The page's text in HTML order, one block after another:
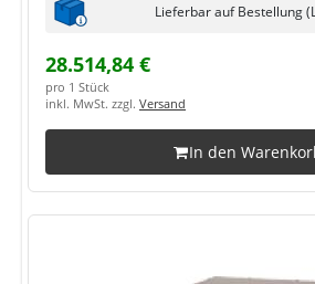
Lieferbar auf Bestellung
28.514,84 €
pro 1 Stück
inkl. MwSt. zzgl. Versand
In den